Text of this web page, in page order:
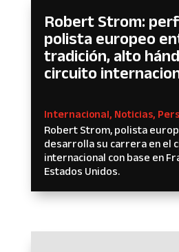
Robert Strom:
polista europeo
tradición, alto
circuito
Internacional, Noticias,
Robert Strom, polista
desarrolla su carrera en el
internacional con base en
Estados Unidos.